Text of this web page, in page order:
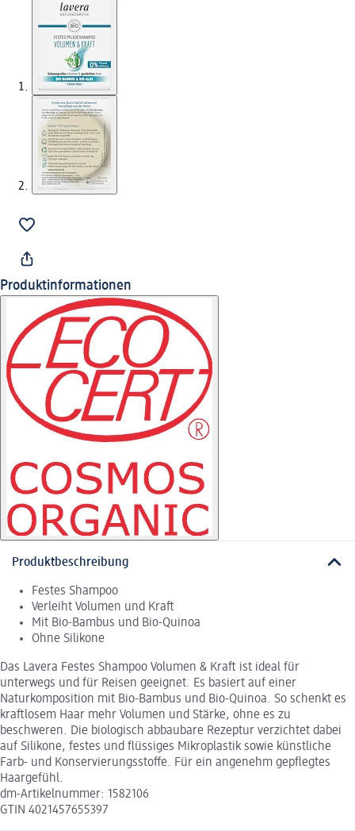
Produktinformationen
Produktbeschreibung
Festes Shampoo
Verleiht Volumen und Kraft
Mit Bio-Bambus und Bio-Quinoa
Ohne Silikone
Das Lavera Festes Shampoo Volumen & Kraft ist ideal für
unterwegs und für Reisen geeignet. Es basiert auf einer
Naturkomposition mit Bio-Bambus und Bio-Quinoa. So schenkt es
kraftlosem Haar mehr Volumen und Stärke, ohne es zu
beschweren. Die biologisch abbaubare Rezeptur verzichtet dabei
auf Silikone, festes und flüssiges Mikroplastik sowie künstliche
Farb- und Konservierungsstoffe. Für ein angenehm gepflegtes
Haargefühl.
dm-Artikelnummer: 1582106
GTIN 4021457655397